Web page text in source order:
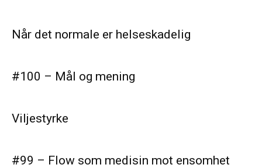
Når det normale er helseskadelig
#100 – Mål og mening
Viljestyrke
#99 – Flow som medisin mot ensomhet